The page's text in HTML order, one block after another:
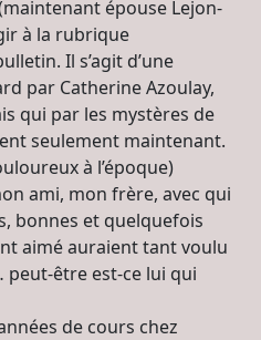
épouse Lejon-
à la rubrique
Il s’agit d’une
par Catherine Azoulay,
qui par les mystères de
seulement maintenant.
à l’époque)
ami, mon frère, avec qui
bonnes et quelquefois
aimé auraient tant voulu
être est-ce lui qui
de cours chez